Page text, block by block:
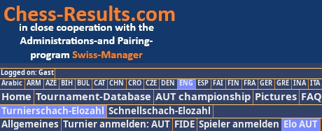
Logged on: Gast
Arabic ARM AZE BIH BUL CAT CHN CRO CZE DEN ENG ESP FAI FIN FRA GER GRE INA ITA
Home Tournament-Database AUT championship Pictures FAQ
Turnierschach-Elozahl Schnellschach-Elozahl
Allgemeines Turnier anmelden: AUT FIDE Spieler anmelden Elo AUT